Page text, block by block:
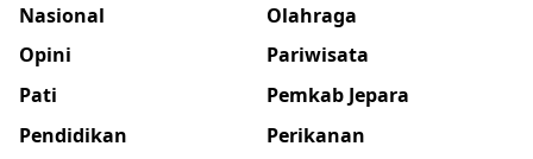
Nasional
Olahraga
Opini
Pariwisata
Pati
Pemkab Jepara
Pendidikan
Perikanan